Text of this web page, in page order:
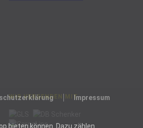
Impressum
bieten können. Dazu zählen
WIR VERSENDEN MIT